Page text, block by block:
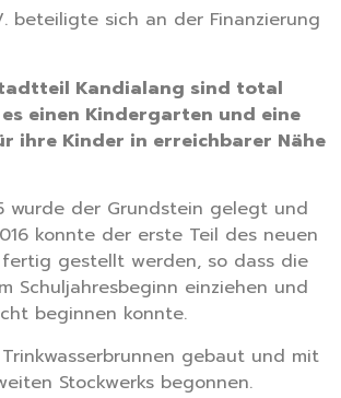
beteiligte sich an der Finanzierung
Kandialang sind total
einen Kindergarten und eine
ihre Kinder in erreichbarer Nähe
wurde der Grundstein gelegt und
konnte der erste Teil des neuen
fertig gestellt werden, so dass die
Schuljahresbeginn einziehen und
beginnen konnte.
gebaut und mit
Stockwerks begonnen.